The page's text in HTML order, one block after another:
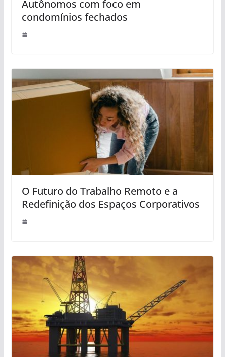
Autônomos com foco em
condomínios fechados
O Futuro do Trabalho Remoto e a
Redefinição dos Espaços Corporativos